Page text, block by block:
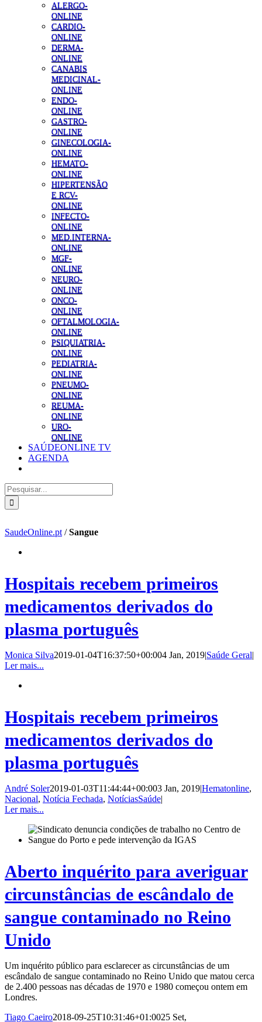
ALERGO-
ONLINE
CARDIO-
ONLINE
DERMA-
ONLINE
CANABIS
MEDICINAL-
ONLINE
ENDO-
ONLINE
GASTRO-
ONLINE
GINECOLOGIA-
ONLINE
HEMATO-
ONLINE
HIPERTENSÃO
E RCV-
ONLINE
INFECTO-
ONLINE
MED.INTERNA-
ONLINE
MGF-
ONLINE
NEURO-
ONLINE
ONCO-
ONLINE
OFTALMOLOGIA-
ONLINE
PSIQUIATRIA-
ONLINE
PEDIATRIA-
ONLINE
PNEUMO-
ONLINE
REUMA-
ONLINE
URO-
ONLINE
SAÚDEONLINE TV
AGENDA
Pesquisar
SaudeOnline.pt /Sangue
Hospitais recebem primeiros
medicamentos derivados do
plasma português
Monica Silva2019-01-04T16:37:50+00:004 Jan, 2019|Saúde Geral|
Ler mais...
Hospitais recebem primeiros
medicamentos derivados do
plasma português
André Soler2019-01-03T11:44:44+00:003 Jan, 2019|Hematonline,
Nacional, Notícia Fechada, NotíciasSaúde|
Ler mais...
Aberto inquérito para averiguar
circunstâncias de escândalo de
sangue contaminado no Reino
Unido
Um inquérito público para esclarecer as circunstâncias de um
escândalo de sangue contaminado no Reino Unido que matou cerca
de 2.400 pessoas nas décadas de 1970 e 1980 começou ontem em
Londres.
Tiago Caeiro2018-09-25T10:31:46+01:0025 Set,